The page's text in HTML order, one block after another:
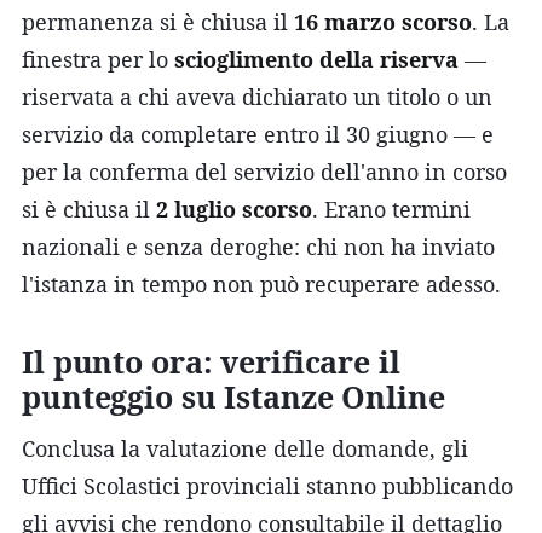
permanenza si è chiusa il 16 marzo scorso. La
finestra per lo scioglimento della riserva —
riservata a chi aveva dichiarato un titolo o un
servizio da completare entro il 30 giugno — e
per la conferma del servizio dell'anno in corso
si è chiusa il 2 luglio scorso. Erano termini
nazionali e senza deroghe: chi non ha inviato
l'istanza in tempo non può recuperare adesso.
Il punto ora: verificare il
punteggio su Istanze Online
Conclusa la valutazione delle domande, gli
Uffici Scolastici provinciali stanno pubblicando
gli avvisi che rendono consultabile il dettaglio